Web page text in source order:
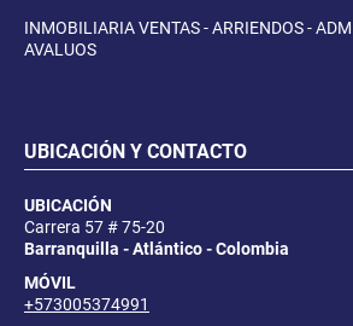
INMOBILIARIA VENTAS - ARRIENDOS -
AVALUOS
UBICACIÓN Y CONTACTO
UBICACIÓN
Carrera 57 # 75-20
Barranquilla - Atlántico - Colombia
MÓVIL
+573005374991